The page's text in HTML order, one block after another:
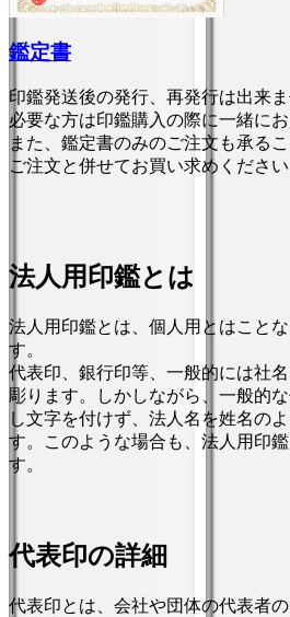
鑑定書
印鑑発送後の発行、再発行は出来
必要な方は印鑑購入の際に一緒にお
また、鑑定書のみのご注文も承る
ご注文と併せてお買い求めください
法人用印鑑とは
法人用印鑑とは、個人用とはこと
す。
代表印、銀行印等、一般的には社
彫ります。しかしながら、一般的
し文字を付けず、法人名を姓名の
す。このような場合も、法人用印
す。
代表印の詳細
代表印とは、会社や団体の代表者